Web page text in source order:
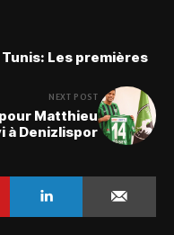
Les premières
NEXT POST
Matthieu
à Denizlispor